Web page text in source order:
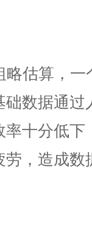
略估算，一
础数据通过
率十分低下
劳，造成数